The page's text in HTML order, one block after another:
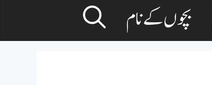
بچوں کے نام